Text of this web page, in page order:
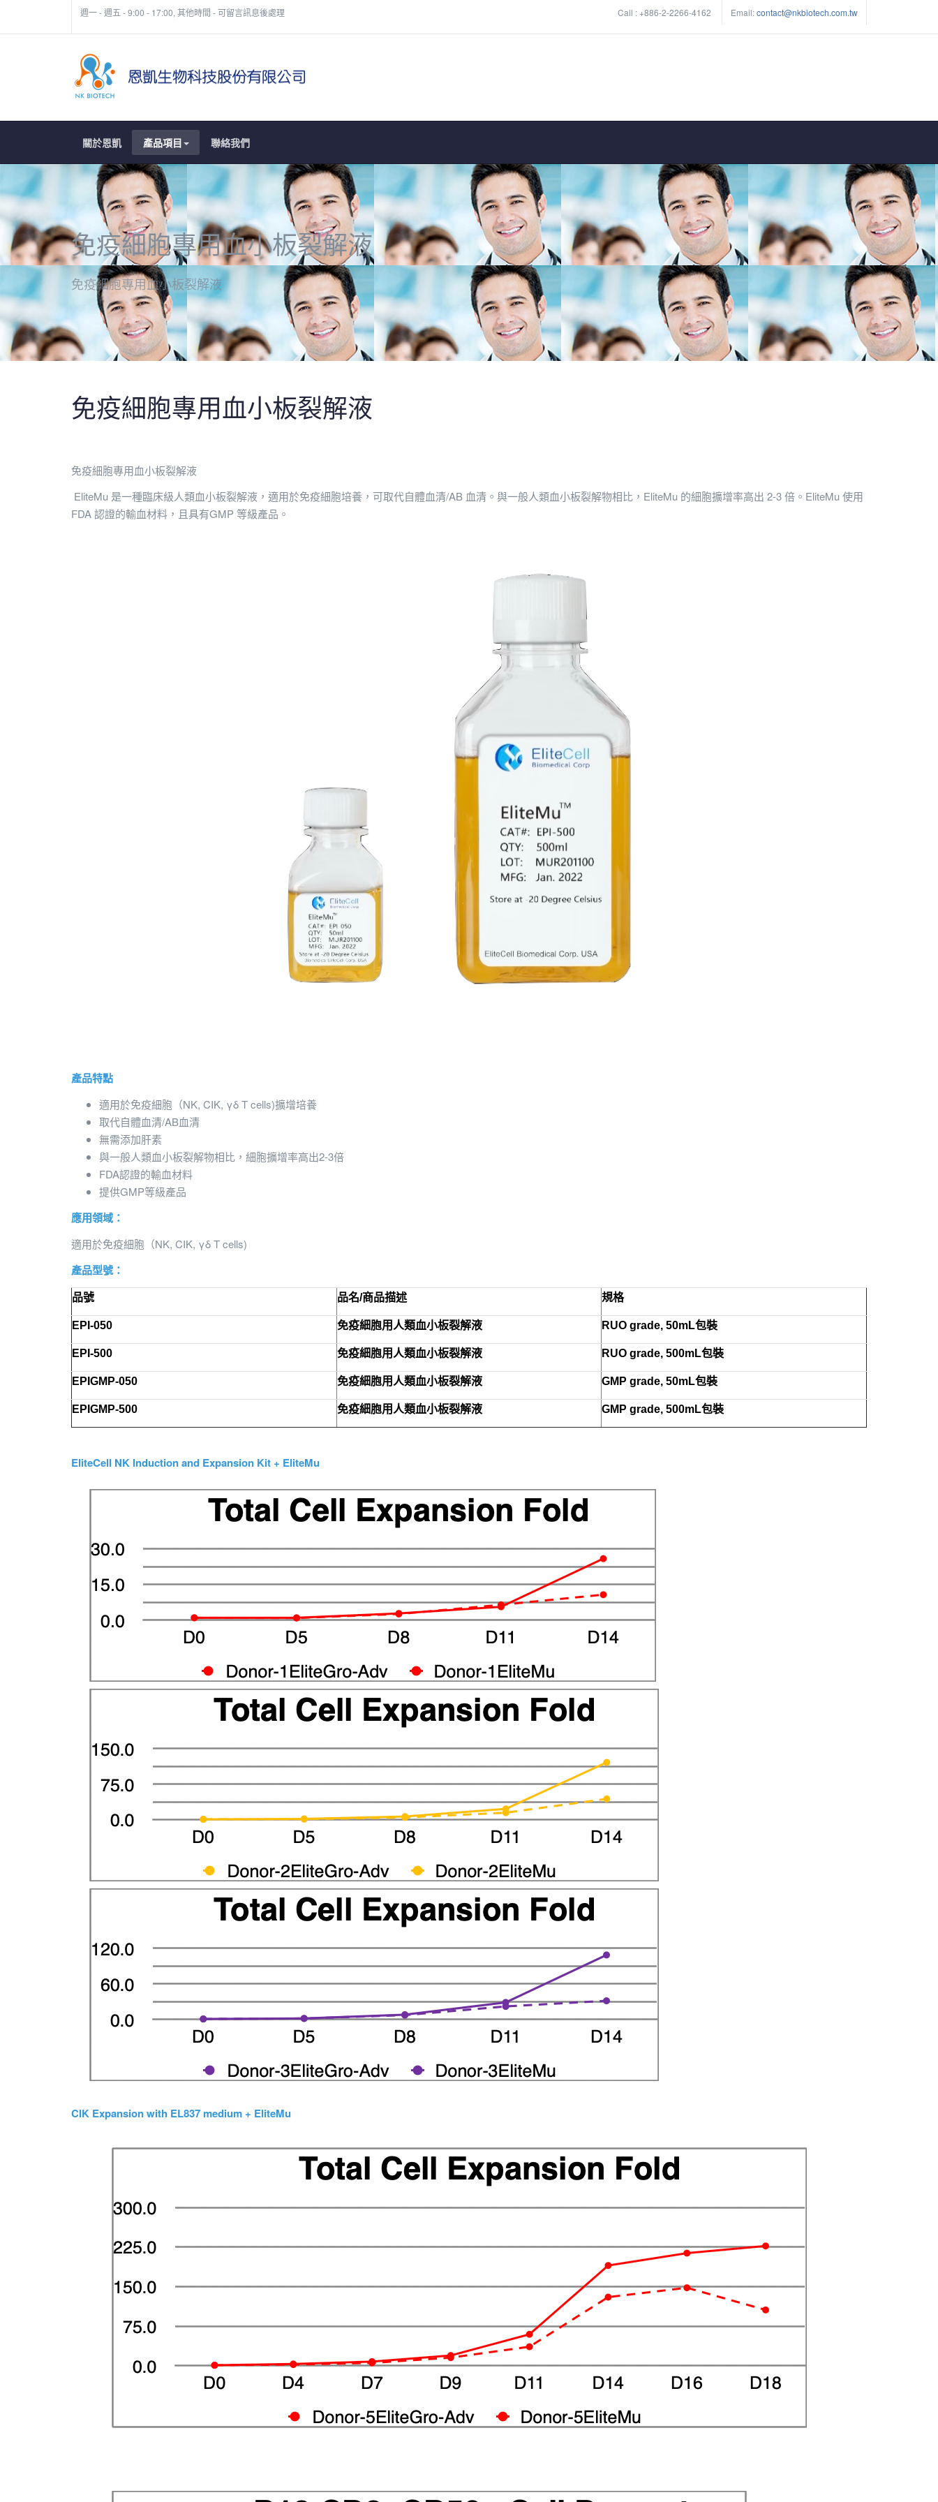
週一 - 週五 - 9:00 - 17:00, 其他時間 - 可留言訊息後處理 Call : +886-2-2266-4162 Email:contact@nkbiotech.com.tw
關於恩凱 產品項目 聯絡我們
免疫細胞專用血小板裂解液
免疫細胞專用血小板裂解液
免疫細胞專用血小板裂解液
免疫細胞專用血小板裂解液
EliteMu 是一種臨床級人類血小板裂解液，適用於免疫細胞培養，可取代自體血清/AB 血清。與一般人類血小板裂解物相比，EliteMu 的細胞擴增率高出 2-3 倍。EliteMu 使用
FDA 認證的輸血材料，且具有GMP 等級產品。
產品特點
適用於免疫細胞（NK, CIK, γδ T cells)擴增培養
取代自體血清/AB血清
無需添加肝素
與一般人類血小板裂解物相比，細胞擴增率高出2-3倍
FDA認證的輸血材料
提供GMP等級產品
應用領域：
適用於免疫細胞（NK, CIK, γδ T cells)
產品型號：
品號 品名/商品描述 規格
EPI-050 免疫細胞用人類血小板裂解液 RUO grade, 50mL包裝
EPI-500 免疫細胞用人類血小板裂解液 RUO grade, 500mL包裝
EPIGMP-050 免疫細胞用人類血小板裂解液 GMP grade, 50mL包裝
EPIGMP-500 免疫細胞用人類血小板裂解液 GMP grade, 500mL包裝
EliteCell NK Induction and Expansion Kit + EliteMu
CIK Expansion with EL837 medium + EliteMu